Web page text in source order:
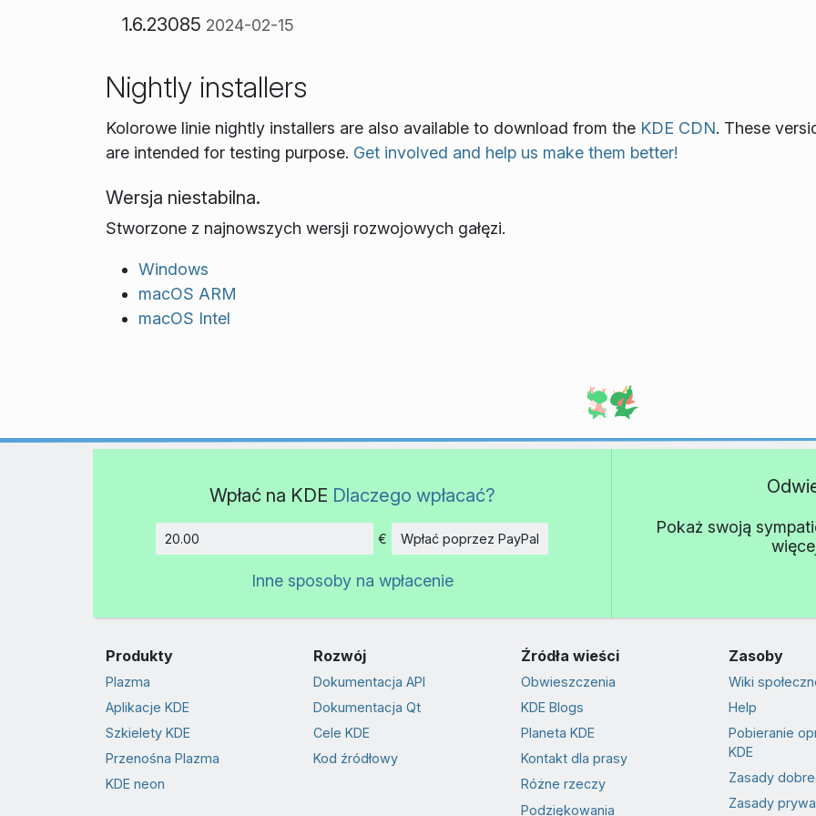
1.6.23085 2024-02-15
Nightly installers
Kolorowe linie nightly installers are also available to download from the KDE CDN. These
are intended for testing purpose. Get involved and help us make them better!
Wersja niestabilna.
Stworzone z najnowszych wersji rozwojowych gałęzi.
Windows
macOS ARM
macOS Intel
Wpłać na KDE Dlaczego wpłacać?
Kwota
€ Wpłać poprzez PayPal
Inne sposoby na wpłacenie
Pokaż swoją
Produkty
Plazma
Aplikacje KDE
Szkielety KDE
Przenośna Plazma
KDE neon
Rozwój
Dokumentacja API
Dokumentacja Qt
Cele KDE
Kod źródłowy
Źródła wieści
Obwieszczenia
KDE Blogs
Planeta KDE
Kontakt dla prasy
Różne rzeczy
Podziękowania
Zasoby
Wiki
Help
Pobieranie
KDE
Zasady
Zasady